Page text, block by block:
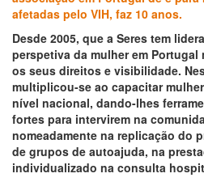
afetadas pelo VIH, faz 10 anos.
Desde 2005, que a Seres tem
perspetiva da mulher em
os seus direitos e visibilidade.
multiplicou-se ao capacitar
nível nacional, dando-lhes
fortes para intervirem na
nomeadamente na replicação do
de grupos de autoajuda, na
individualizado na consulta